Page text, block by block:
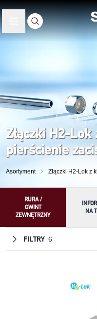
Złączki H2-
pierścienie
Asortyment Złączki H2-Lok z
RURA /
GWINT
ZEWNĘTRZNY
NA
FILTRY 6